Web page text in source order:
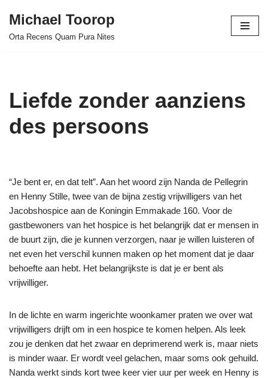
Ga
Michael Toorop
Orta Recens Quam Pura Nites
Liefde zonder aanziens
des persoons
“Je bent er, en dat telt”. Aan het woord zijn Nanda de Pellegrin
en Henny Stille, twee van de bijna zestig vrijwilligers van het
Jacobshospice aan de Koningin Emmakade 160. Voor de
gastbewoners van het hospice is het belangrijk dat er mensen in
de buurt zijn, die je kunnen verzorgen, naar je willen luisteren of
net even het verschil kunnen maken op het moment dat je daar
behoefte aan hebt. Het belangrijkste is dat je er bent als
vrijwilliger.
In de lichte en warm ingerichte woonkamer praten we over wat
vrijwilligers drijft om in een hospice te komen helpen. Als leek
zou je denken dat het zwaar en deprimerend werk is, maar niets
is minder waar. Er wordt veel gelachen, maar soms ook gehuild.
Nanda werkt sinds kort twee keer vier uur per week en Henny is